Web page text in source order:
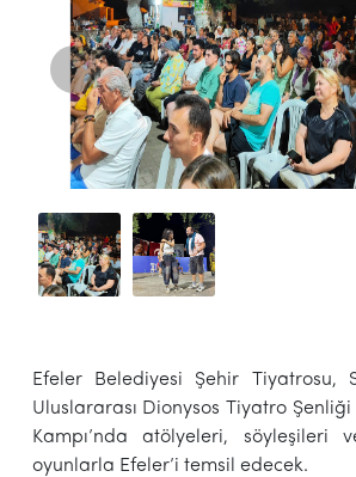
Efeler Belediyesi Şehir Tiyatrosu,
Uluslararası Dionysos Tiyatro
Kampı’nda atölyeleri, söyleşileri
oyunlarla Efeler’i temsil edecek.